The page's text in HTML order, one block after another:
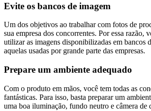
Evite os bancos de imagem
Um dos objetivos ao trabalhar com fotos de
sua empresa dos concorrentes. Por essa razão,
utilizar as imagens disponibilizadas em bancos
aquelas usadas por grande parte das empresas.
Prepare um ambiente adequado
Com o produto em mãos, você tem todas as
fantásticas. Para isso, basta preparar um
uma boa iluminação, fundo neutro e câmera de